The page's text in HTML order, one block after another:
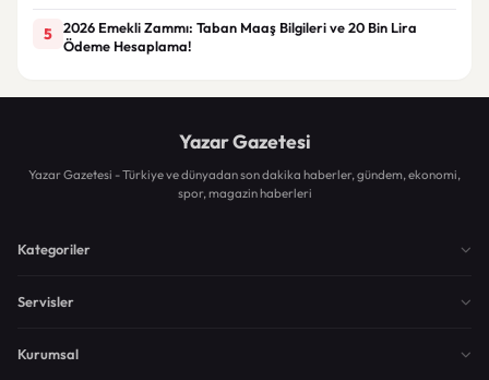
5
2026 Emekli Zammı: Taban Maaş Bilgileri ve 20 Bin Lira
Ödeme Hesaplama!
Yazar Gazetesi
Yazar Gazetesi - Türkiye ve dünyadan son dakika haberler, gündem, ekonomi,
spor, magazin haberleri
Kategoriler
Servisler
Kurumsal